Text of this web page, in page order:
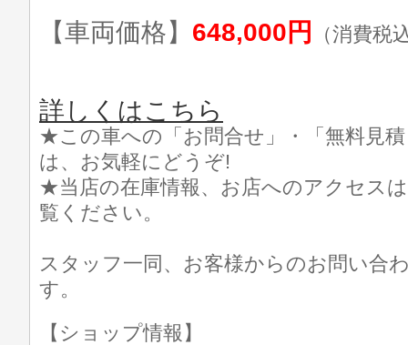
【車両価格】 648,000円 （消費税
詳しくはこちら
★この車への「お問合せ」・「無料見
は、お気軽にどうぞ!
★当店の在庫情報、お店へのアクセス
覧ください。
スタッフ一同、お客様からのお問い合
す。
【ショップ情報】